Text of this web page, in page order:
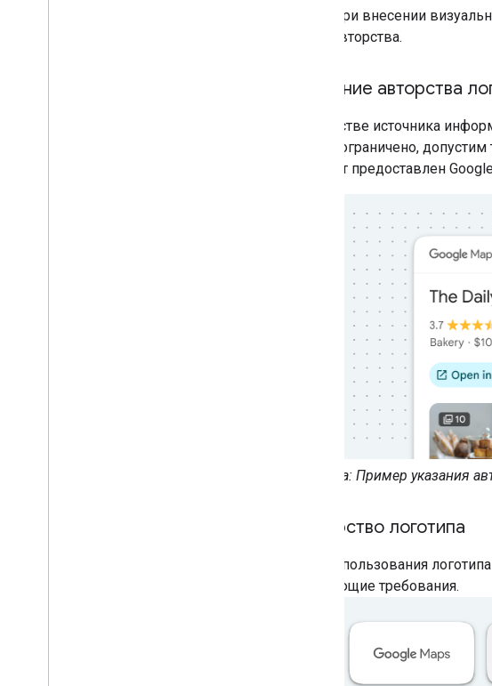
При внесении
авторства.
Указание авторства
В качестве источника
место ограничено, допустим
контент предоставлен
Слева: Пример указания
Авторство логотипа
Для использования
следующие требования.